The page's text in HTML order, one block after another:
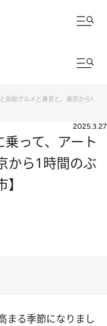
房総グルメと春景と。東京から1
2025.3.27
って、アート
から1時間のぶ
まる季節になりまし